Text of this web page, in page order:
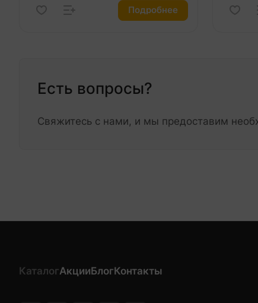
Подробнее
Есть вопросы?
Свяжитесь с нами, и мы предоставим
КаталогАкцииБлогКонтакты